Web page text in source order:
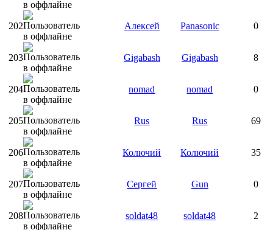
202 Алексей Panasonic 0
203 Gigabash Gigabash 8
204 nomad nomad 0
205 Rus Rus 69
206 Колючий Колючий 35
207 Сергей Gun 0
208 soldat48 soldat48 2